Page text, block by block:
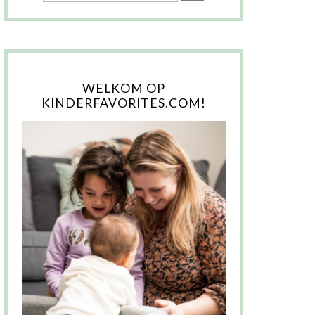
WELKOM OP
KINDERFAVORITES.COM!